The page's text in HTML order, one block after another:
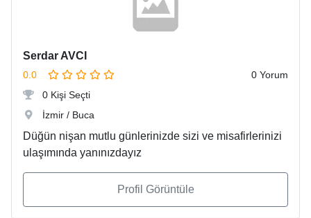
Serdar AVCI
0.0
0 Yorum
0 Kişi Seçti
İzmir / Buca
Düğün nişan mutlu günlerinizde sizi ve misafirlerinizi
ulaşımında yanınızdayız
Profil Görüntüle